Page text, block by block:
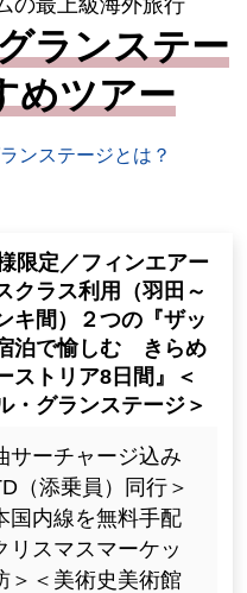
ランステー
めツアー
ンステージとは？
限定／フィンエアー
クラス利用（羽田～
キ間）２つの『ザッ
泊で愉しむ きらめ
ストリア8日間』＜
・グランステージ＞
サーチャージ込み
（添乗員）同行＞
国内線を無料手配
リスマスマーケッ
＞＜美術史美術館